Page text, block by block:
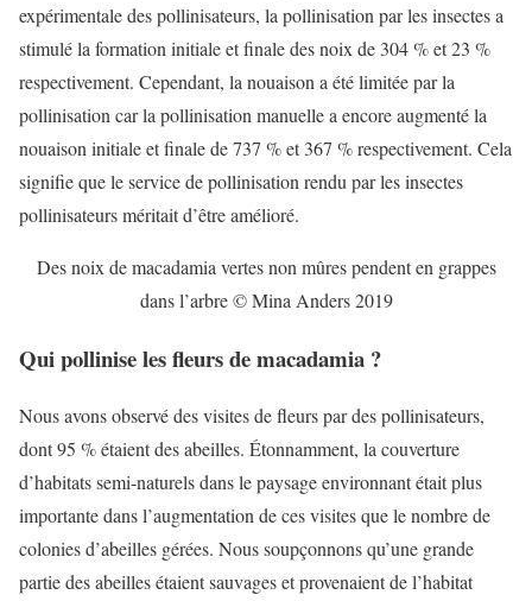
expérimentale des pollinisateurs, la pollinisation par les insectes a
stimulé la formation initiale et finale des noix de 304 % et 23 %
respectivement. Cependant, la nouaison a été limitée par la
pollinisation car la pollinisation manuelle a encore augmenté la
nouaison initiale et finale de 737 % et 367 % respectivement. Cela
signifie que le service de pollinisation rendu par les insectes
pollinisateurs méritait d’être amélioré.
Des noix de macadamia vertes non mûres pendent en grappes
dans l’arbre © Mina Anders 2019
Qui pollinise les fleurs de macadamia ?
Nous avons observé des visites de fleurs par des pollinisateurs,
dont 95 % étaient des abeilles. Étonnamment, la couverture
d’habitats semi-naturels dans le paysage environnant était plus
importante dans l’augmentation de ces visites que le nombre de
colonies d’abeilles gérées. Nous soupçonnons qu’une grande
partie des abeilles étaient sauvages et provenaient de l’habitat